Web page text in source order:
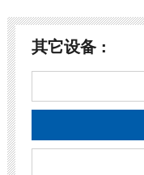
其它设备 :